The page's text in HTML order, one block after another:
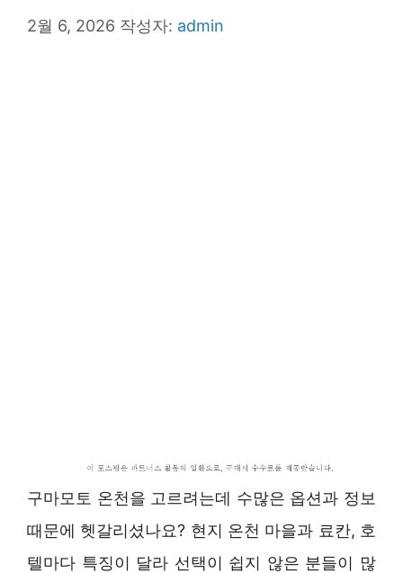
2월 6, 2026 작성자: admin
구마모토 온천을 고르려는데 수많은 옵션과 정보
때문에 헷갈리셨나요? 현지 온천 마을과 료칸, 호
텔마다 특징이 달라 선택이 쉽지 않은 분들이 많